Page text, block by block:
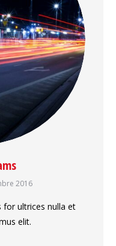
2016
for ultrices nulla et
elit.